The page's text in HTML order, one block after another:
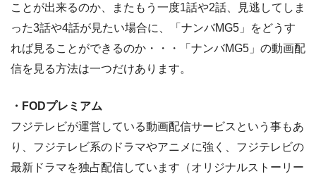
ことが出来るのか、またもう一度1話や2話、見逃してしま
った3話や4話が見たい場合に、「ナンバMG5」をどうす
れば見ることができるのか・・・「ナンバMG5」の動画配
信を見る方法は一つだけあります。
・FODプレミアム
フジテレビが運営している動画配信サービスという事もあ
り、フジテレビ系のドラマやアニメに強く、フジテレビの
最新ドラマを独占配信しています（オリジナルストーリー